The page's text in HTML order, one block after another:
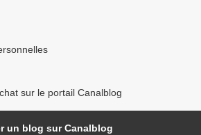
sur le portail Canalblog
un blog sur Canalblog